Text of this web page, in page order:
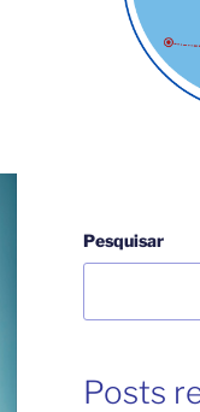
Pesquisar
Posts